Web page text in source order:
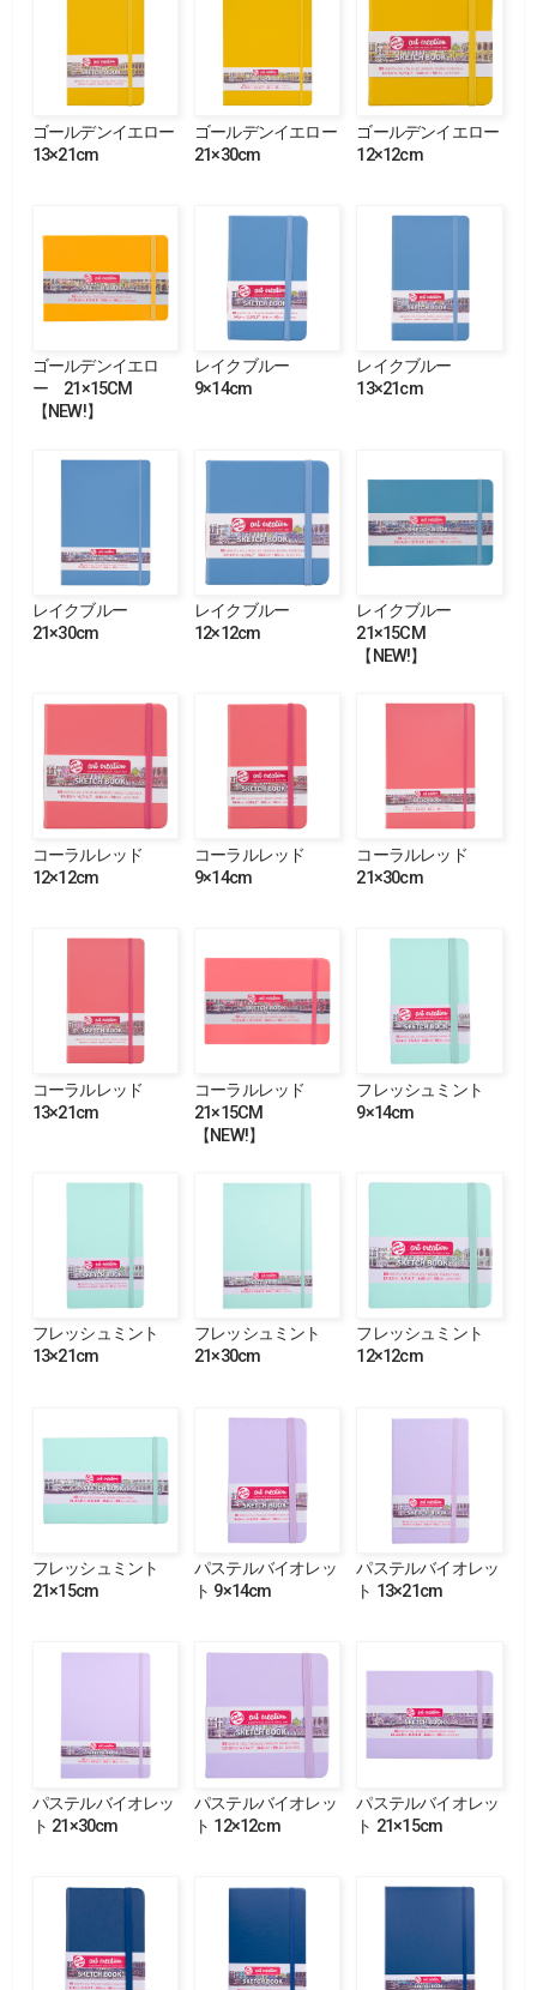
ゴールデンイエロー
13×21cm
ゴールデンイエロー
21×30cm
ゴールデンイエロー
12×12cm
ゴールデンイエロ
ー 21×15CM
【NEW!】
レイクブルー
9×14cm
レイクブルー
13×21cm
レイクブルー
21×30cm
レイクブルー
12×12cm
レイクブルー
21×15CM
【NEW!】
コーラルレッド
12×12cm
コーラルレッド
9×14cm
コーラルレッド
21×30cm
コーラルレッド
13×21cm
コーラルレッド
21×15CM
【NEW!】
フレッシュミント
9×14cm
フレッシュミント
13×21cm
フレッシュミント
21×30cm
フレッシュミント
12×12cm
フレッシュミント
21×15cm
パステルバイオレッ
ト 9×14cm
パステルバイオレッ
ト 13×21cm
パステルバイオレッ
ト 21×30cm
パステルバイオレッ
ト 12×12cm
パステルバイオレッ
ト 21×15cm